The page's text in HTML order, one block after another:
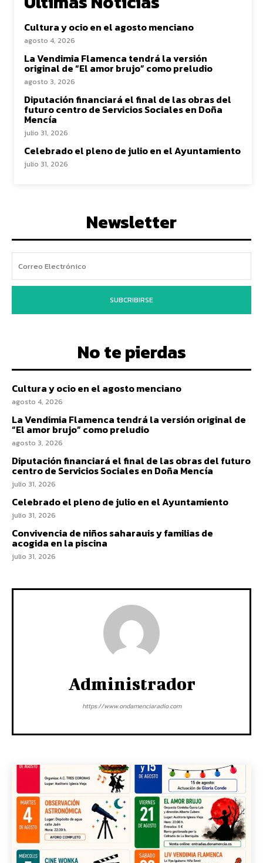
Cultura y ocio en el agosto menciano
agosto 4, 2026
La Vendimia Flamenca tendrá la versión
original de “El amor brujo” como preludio
agosto 3, 2026
Diputación financiará el final de las obras del
futuro centro de Servicios Sociales en Doña
Mencía
julio 31, 2026
Celebrado el pleno de julio en el Ayuntamiento
julio 31, 2026
Newsletter
SUBCRIBIRSE
No te pierdas
Cultura y ocio en el agosto menciano
agosto 4, 2026
La Vendimia Flamenca tendrá la versión original de
“El amor brujo” como preludio
agosto 3, 2026
Diputación financiará el final de las obras del futuro
centro de Servicios Sociales en Doña Mencía
julio 31, 2026
Celebrado el pleno de julio en el Ayuntamiento
julio 31, 2026
Convivencia de niños saharauis y familias de
acogida en la piscina
julio 31, 2026
Administrador
https://www.ondamenciaradio.com